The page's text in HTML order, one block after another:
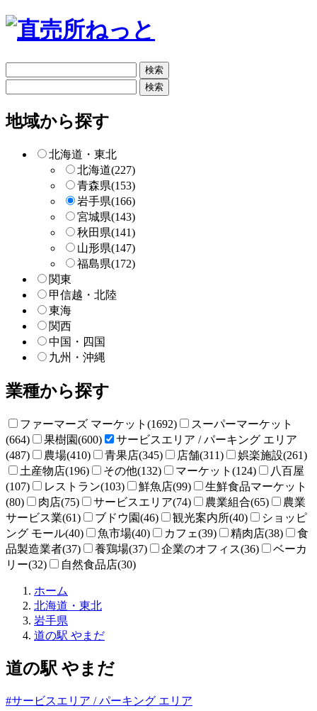
リ
ー
検
索
ー
検
地域から探す
北海道・東北
北海道(227)
青森県(153)
岩手県(166)
宮城県(143)
秋田県(141)
山形県(147)
福島県(172)
関東
甲信越・北陸
東海
関西
中国・四国
九州・沖縄
業種から探す
ファーマーズ マーケット(1692)
スーパーマーケット
(664)
果樹園(600)
サービスエリア / パーキング エリア
(487)
農場(410) 青果店(345) 店舗(311)
娯楽施設(261)
土産物店(196)
その他(132) マーケット(124)
八百屋
(107)
レストラン(103) 鮮魚店(99)
生鮮食品マーケット
(80)
肉店(75) サービスエリア(74) 農業組合(65)
農業
サービス業(61)
ブドウ園(46) 観光案内所(40)
ショッピ
ング モール(40)
魚市場(40) カフェ(39) 精肉店(38)
食
品製造業者(37)
養鶏場(37) 企業のオフィス(36)
ベーカ
リー(32)
自然食品店(30)
ホーム
売
ね
と
北海道・東北
岩手県
道の駅 やまだ
道の駅 やまだ
#サービスエリア / パーキング エリア